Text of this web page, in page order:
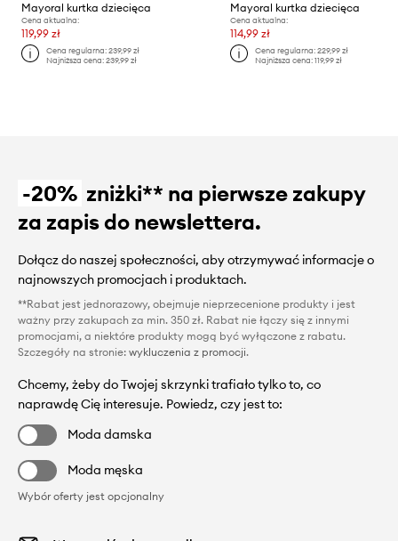
Mayoral kurtka dziecięca
Cena aktualna:
119,99 zł
Cena regularna:239,99 zł
Najniższa cena:239,99 zł
Mayoral kurtka dziecięca
Cena aktualna:
114,99 zł
Cena regularna: 229,99 zł
Najniższa cena: 119,99 zł
-20% zniżki** na pierwsze zakupy
za zapis do newslettera.
Dołącz do naszej społeczności, aby otrzymywać informacje o
najnowszych promocjach i produktach.
**Rabat jest jednorazowy, obejmuje nieprzecenione produkty i jest
ważny przy zakupach za min. 350 zł. Rabat nie łączy się z innymi
promocjami, a niektóre produkty mogą być wyłączone z rabatu.
Szczegóły na stronie: wykluczenia z promocji.
Chcemy, żeby do Twojej skrzynki trafiało tylko to, co
naprawdę Cię interesuje. Powiedz, czy jest to:
Moda damska
Moda męska
Wybór oferty jest opcjonalny